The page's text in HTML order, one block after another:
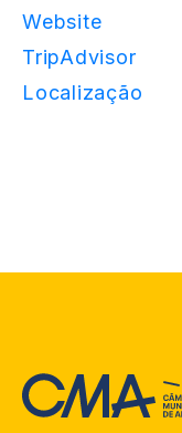
Website
TripAdvisor
Localização